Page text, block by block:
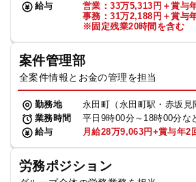
給与
営業：33万5,313円＋賞与
事務：31万2,188円＋賞与
※固定残業20時間を含む
案件管理部
全案件情報とお金の管理を担当
勤務地
永田町（永田町駅・赤坂見
業務時間
平日9時00分～18時00分な
給与
月給28万9,063円+賞与年2
労務ポジション